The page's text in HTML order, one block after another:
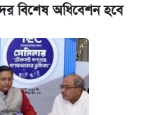
বিশেষ অধিবেশন হবে